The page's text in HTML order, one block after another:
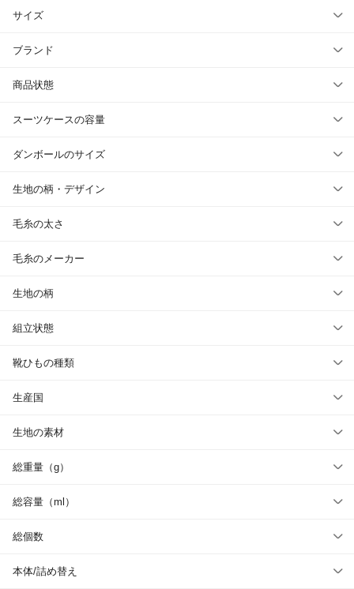
サイズ
ブランド
商品状態
スーツケースの容量
ダンボールのサイズ
生地の柄・デザイン
毛糸の太さ
毛糸のメーカー
生地の柄
組立状態
靴ひもの種類
生産国
生地の素材
総重量（g）
総容量（ml）
総個数
本体/詰め替え